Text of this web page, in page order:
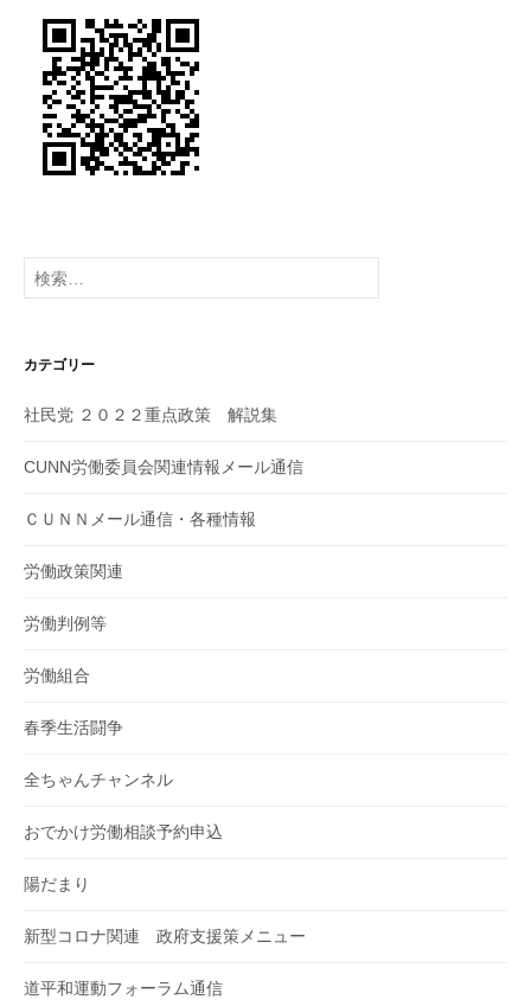
ョ
ン
検
索:
カテゴリー
社民党 ２０２２重点政策 解説集
CUNN労働委員会関連情報メール通信
ＣＵＮＮメール通信・各種情報
労働政策関連
労働判例等
労働組合
春季生活闘争
全ちゃんチャンネル
おでかけ労働相談予約申込
陽だまり
新型コロナ関連 政府支援策メニュー
道平和運動フォーラム通信